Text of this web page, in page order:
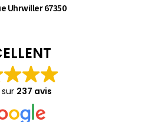
67350
237 avis